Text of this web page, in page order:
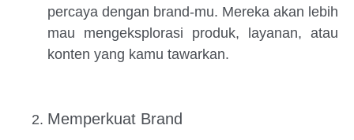
percaya dengan brand-mu. Mereka akan lebih
mau mengeksplorasi produk, layanan, atau
konten yang kamu tawarkan.
Memperkuat Brand